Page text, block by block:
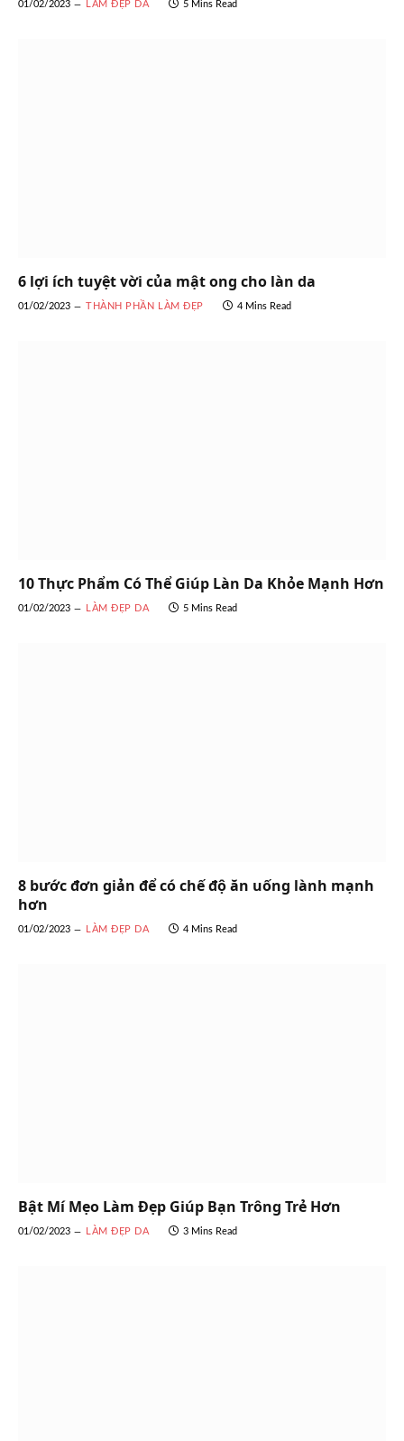
01/02/2023 LÀM ĐẸP DA 5 Mins Read
6 lợi ích tuyệt vời của mật ong cho làn da
01/02/2023 THÀNH PHẦN LÀM ĐẸP 4 Mins Read
10 Thực Phẩm Có Thể Giúp Làn Da Khỏe Mạnh Hơn
01/02/2023 LÀM ĐẸP DA 5 Mins Read
8 bước đơn giản để có chế độ ăn uống lành mạnh
hơn
01/02/2023 LÀM ĐẸP DA 4 Mins Read
Bật Mí Mẹo Làm Đẹp Giúp Bạn Trông Trẻ Hơn
01/02/2023 LÀM ĐẸP DA 3 Mins Read